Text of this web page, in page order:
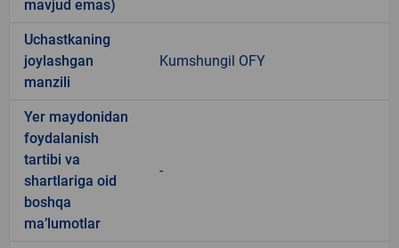
mavjud emas)
Uchastkaning
joylashgan
manzili
Kumshungil OFY
Yer maydonidan
foydalanish
tartibi va
shartlariga oid
boshqa
ma’lumotlar
-